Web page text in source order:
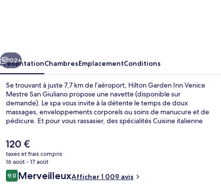
Mestre
San
Giuliano
Suivant
102+
PrésentationChambresEmplacementConditions
Se trouvant à juste 7,7 km de l’aéroport, Hilton Garden Inn Venice
Mestre San Giuliano propose une navette (disponible sur
demande). Le spa vous invite à la détente le temps de doux
massages, enveloppements corporels ou soins de manucure et de
pédicure. Et pour vous rassasier, des spécialités Cuisine italienne
ouvert à l'heure du petit déjeuner, du déjeuner et du dîner. Parmi
les autres petits avantages de cet hébergement figurent un bar /
salon, une salle de fitness ouverte 24 h/24, et une salle de fitness.
Les autres voyageurs ne tarissent pas d'éloges en ce qui concerne le
personnel attentionné et la présentation générale.
Le
prix
actuel
est
de
120 €
taxes et frais compris
16 août - 17 août
Avis
voyageurs
9,09,0 sur 10
MerveilleuxAfficher 1 009 avis